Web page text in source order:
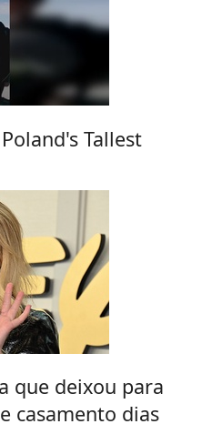
Tallest
que deixou para
casamento dias